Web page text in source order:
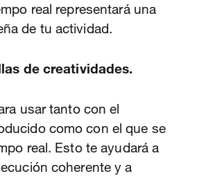
real representará una
de tu actividad.
de creatividades.
usar tanto con el
como con el que se
real. Esto te ayudará a
coherente y a